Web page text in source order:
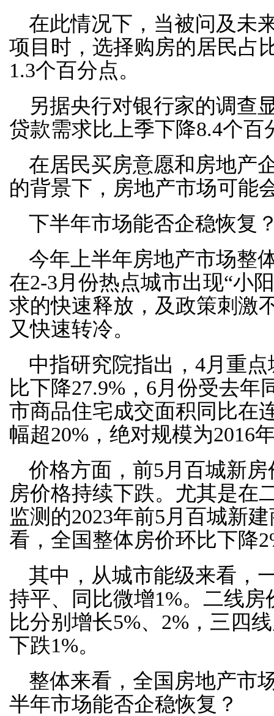
在此情况下，当被问及未
项目时，选择购房的居民占
1.3个百分点。
另据央行对银行家的调查
贷款需求比上季下降8.4个百
在居民买房意愿和房地产
的背景下，房地产市场可能
下半年市场能否企稳恢复
今年上半年房地产市场整
在2-3月份热点城市出现“小
求的快速释放，及政策刺激
又快速转冷。
中指研究院指出，4月重
比下降27.9%，6月份受去
市商品住宅成交面积同比在
幅超20%，绝对规模为2016
价格方面，前5月百城新
房价格持续下跌。尤其是在
监测的2023年前5月百城新
看，全国整体房价环比下降
其中，从城市能级来看，
持平、同比微增1%。二线
比分别增长5%、2%，三四
下跌1%。
整体来看，全国房地产市
半年市场能否企稳恢复？